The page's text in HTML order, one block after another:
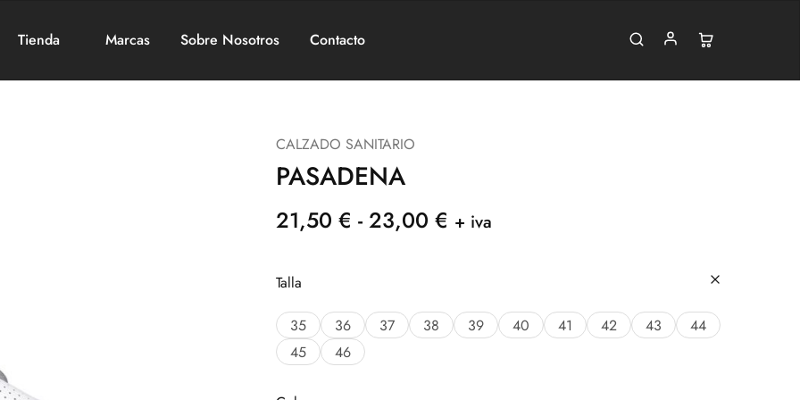
Tienda Marcas Sobre Nosotros Contacto
CALZADO SANITARIO
PASADENA
21,50 € - 23,00 € + iva
Talla
35 36 37 38 39 40 41 42 43
44
45
46